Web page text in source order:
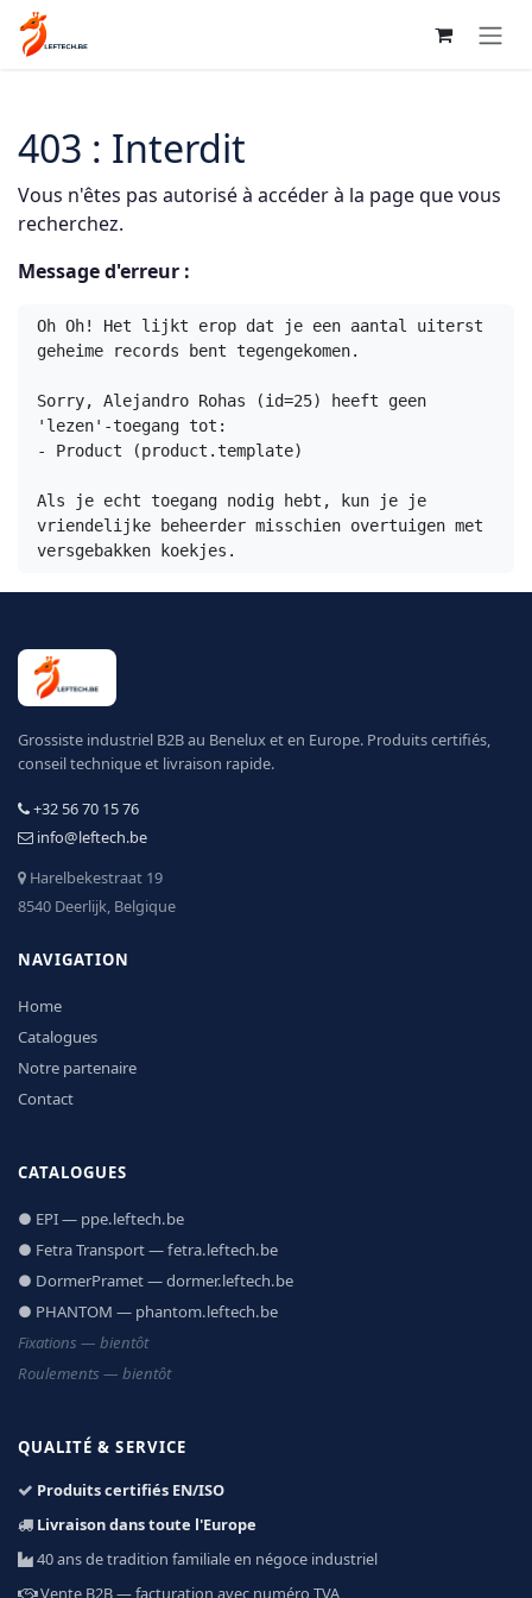
Se rendre au contenu
403 : Interdit
Vous n'êtes pas autorisé à accéder à la page que vous
recherchez.
Message d'erreur :
Oh Oh! Het lijkt erop dat je een aantal uiterst
geheime records bent tegengekomen.
Sorry, Alejandro Rohas (id=25) heeft geen
'lezen'-toegang tot:
- Product (product.template)
Als je echt toegang nodig hebt, kun je je
vriendelijke beheerder misschien overtuigen met
versgebakken koekjes.
Grossiste industriel B2B au Benelux et en Europe. Produits certifiés,
conseil technique et livraison rapide.
+32 56 70 15 76
info@leftech.be
Harelbekestraat 19
8540 Deerlijk, Belgique
NAVIGATION
Home
Catalogues
Notre partenaire
Contact
CATALOGUES
● EPI — ppe.leftech.be
● Fetra Transport — fetra.leftech.be
● DormerPramet — dormer.leftech.be
● PHANTOM — phantom.leftech.be
Fixations — bientôt
Roulements — bientôt
QUALITÉ & SERVICE
Produits certifiés EN/ISO
Livraison dans toute l'Europe
40 ans de tradition familiale en négoce industriel
Vente B2B — facturation avec numéro TVA